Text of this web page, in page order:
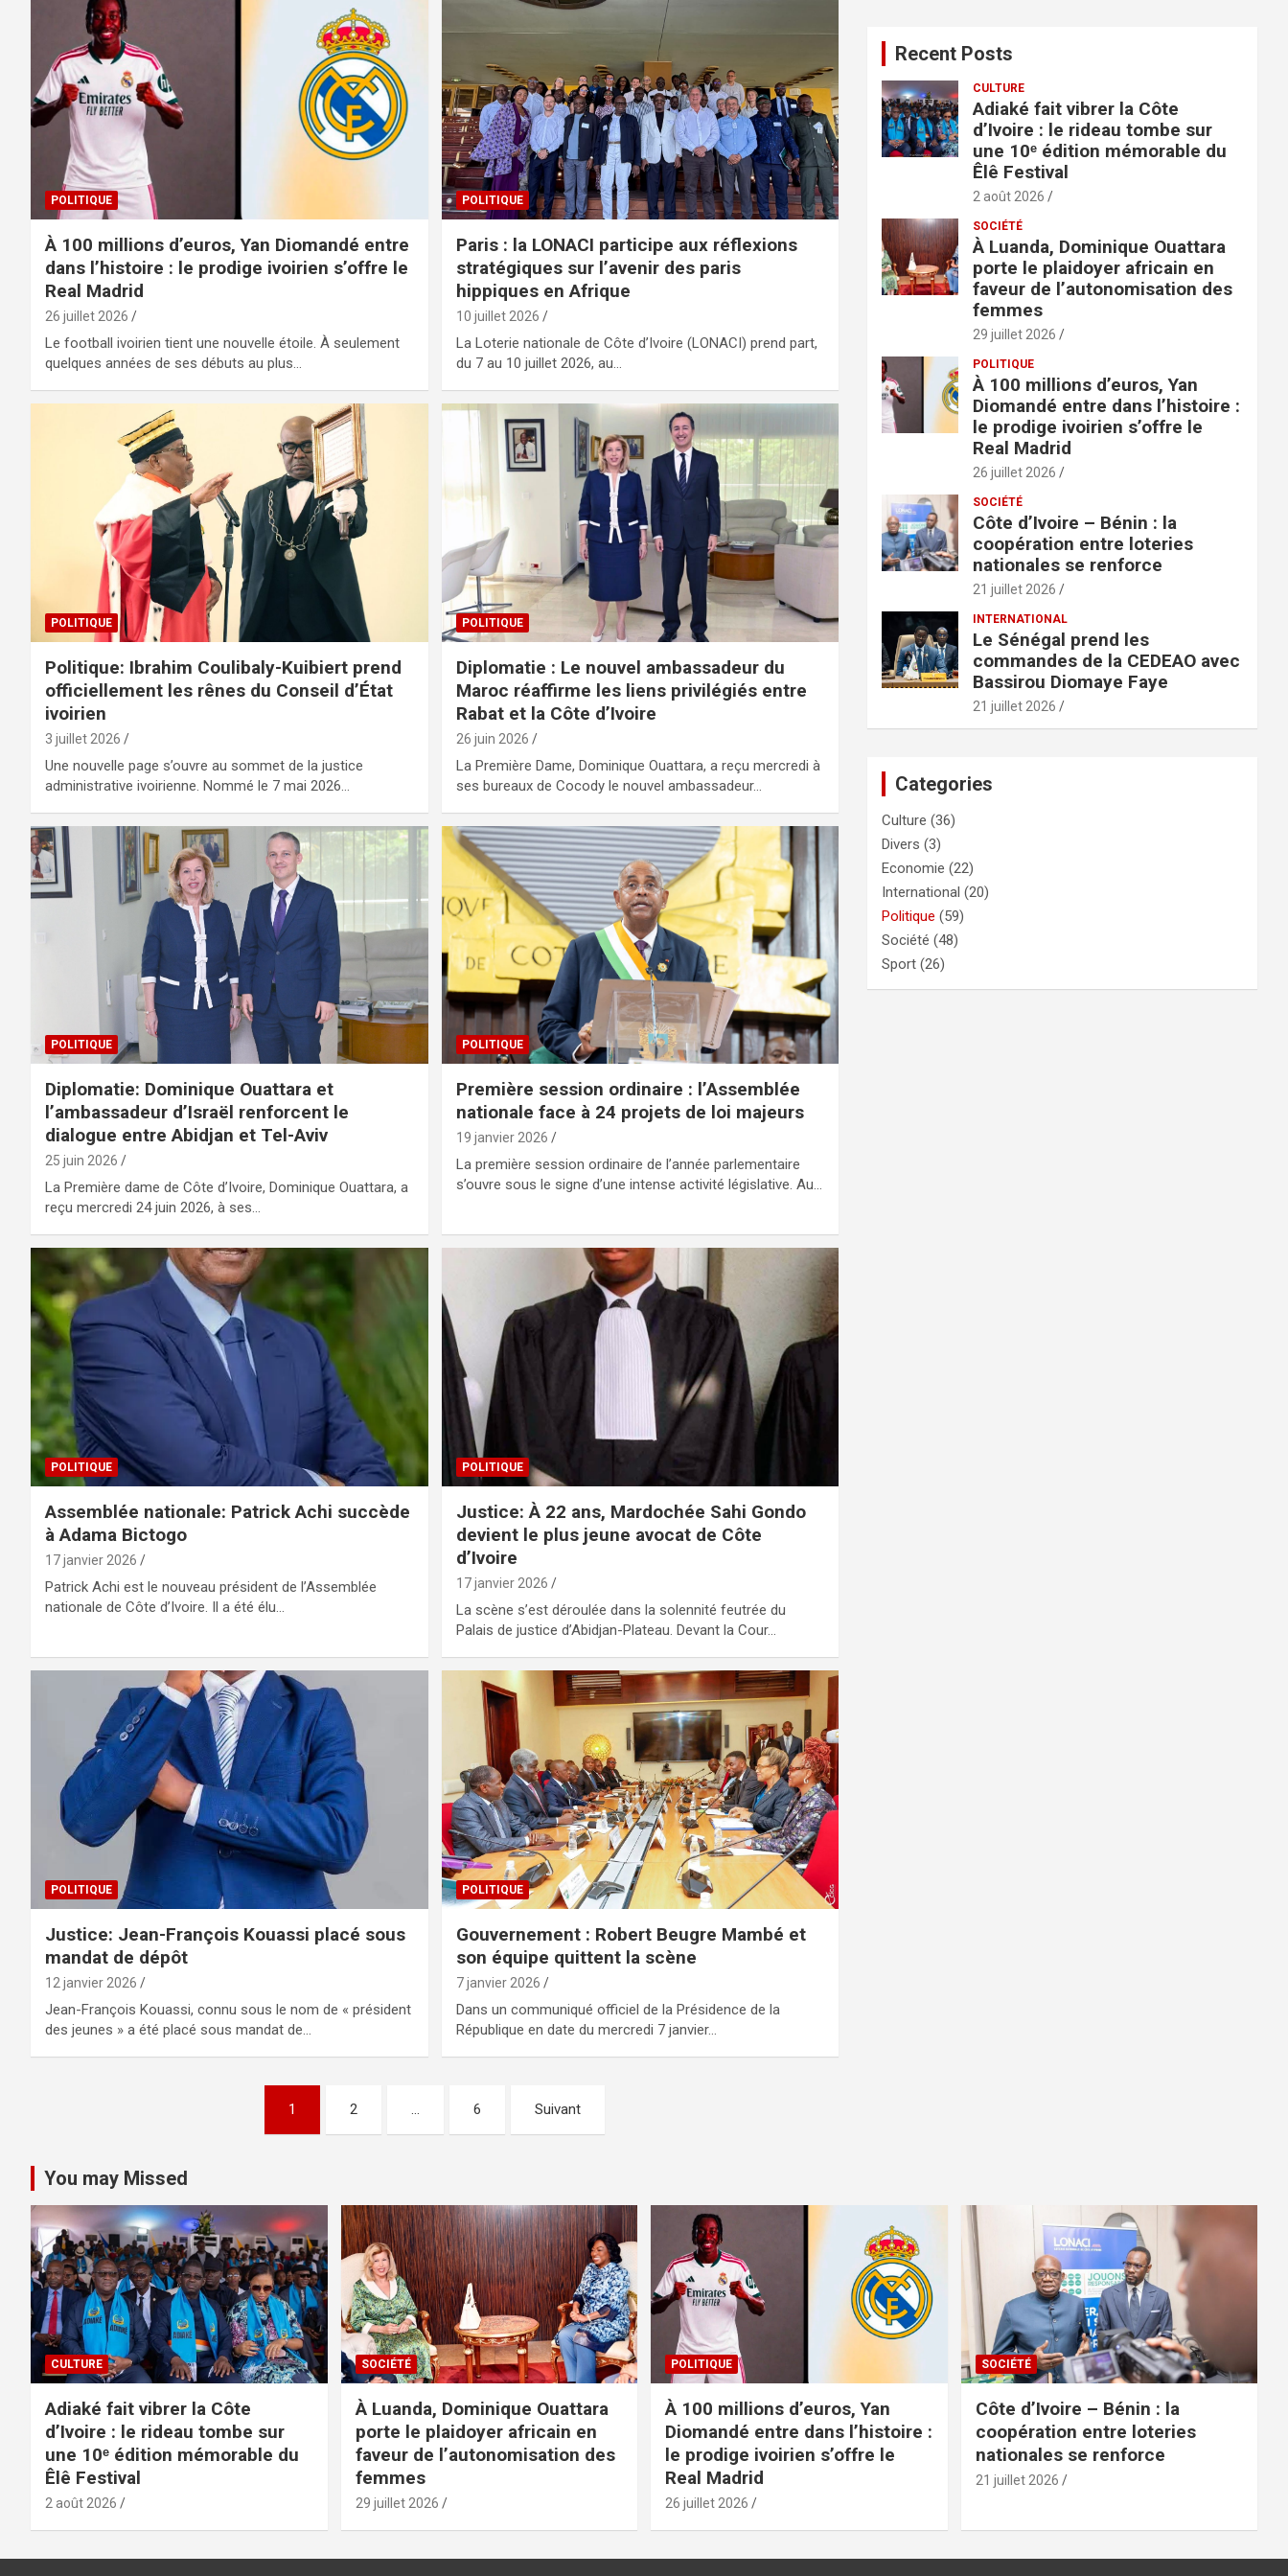
POLITIQUE
À 100 millions d’euros, Yan Diomandé entre
dans l’histoire : le prodige ivoirien s’offre le
Real Madrid
26 juillet 2026
Le football ivoirien tient une nouvelle étoile. À seulement
quelques années de ses débuts au plus…
POLITIQUE
Paris : la LONACI participe aux réflexions
stratégiques sur l’avenir des paris
hippiques en Afrique
10 juillet 2026
La Loterie nationale de Côte d’Ivoire (LONACI) prend part,
du 7 au 10 juillet 2026, au…
POLITIQUE
Politique: Ibrahim Coulibaly-Kuibiert prend
officiellement les rênes du Conseil d’État
ivoirien
3 juillet 2026
Une nouvelle page s’ouvre au sommet de la justice
administrative ivoirienne. Nommé le 7 mai 2026…
POLITIQUE
Diplomatie : Le nouvel ambassadeur du
Maroc réaffirme les liens privilégiés entre
Rabat et la Côte d’Ivoire
26 juin 2026
La Première Dame, Dominique Ouattara, a reçu mercredi à
ses bureaux de Cocody le nouvel ambassadeur…
POLITIQUE
Diplomatie: Dominique Ouattara et
l’ambassadeur d’Israël renforcent le
dialogue entre Abidjan et Tel-Aviv
25 juin 2026
La Première dame de Côte d’Ivoire, Dominique Ouattara, a
reçu mercredi 24 juin 2026, à ses…
POLITIQUE
Première session ordinaire : l’Assemblée
nationale face à 24 projets de loi majeurs
19 janvier 2026
La première session ordinaire de l’année parlementaire
s’ouvre sous le signe d’une intense activité législative. Au…
POLITIQUE
Assemblée nationale: Patrick Achi succède
à Adama Bictogo
17 janvier 2026
Patrick Achi est le nouveau président de l’Assemblée
nationale de Côte d’Ivoire. Il a été élu…
POLITIQUE
Justice: À 22 ans, Mardochée Sahi Gondo
devient le plus jeune avocat de Côte
d’Ivoire
17 janvier 2026
La scène s’est déroulée dans la solennité feutrée du
Palais de justice d’Abidjan-Plateau. Devant la Cour…
POLITIQUE
Justice: Jean-François Kouassi placé sous
mandat de dépôt
12 janvier 2026
Jean-François Kouassi, connu sous le nom de « président
des jeunes » a été placé sous mandat de…
POLITIQUE
Gouvernement : Robert Beugre Mambé et
son équipe quittent la scène
7 janvier 2026
Dans un communiqué officiel de la Présidence de la
République en date du mercredi 7 janvier…
1 2 … 6 Suivant
c
h
e
r
Recent Posts
CULTURE
Adiaké fait vibrer la Côte
d’Ivoire : le rideau tombe sur
une 10ᵉ édition mémorable du
Êlê Festival
2 août 2026
SOCIÉTÉ
À Luanda, Dominique Ouattara
porte le plaidoyer africain en
faveur de l’autonomisation des
femmes
29 juillet 2026
POLITIQUE
À 100 millions d’euros, Yan
Diomandé entre dans l’histoire :
le prodige ivoirien s’offre le
Real Madrid
26 juillet 2026
SOCIÉTÉ
Côte d’Ivoire – Bénin : la
coopération entre loteries
nationales se renforce
21 juillet 2026
INTERNATIONAL
Le Sénégal prend les
commandes de la CEDEAO avec
Bassirou Diomaye Faye
21 juillet 2026
Categories
Culture (36)
Divers (3)
Economie (22)
International (20)
Politique (59)
Société (48)
Sport (26)
You may Missed
CULTURE
Adiaké fait vibrer la Côte
d’Ivoire : le rideau tombe sur
une 10ᵉ édition mémorable du
Êlê Festival
2 août 2026
SOCIÉTÉ
À Luanda, Dominique Ouattara
porte le plaidoyer africain en
faveur de l’autonomisation des
femmes
29 juillet 2026
POLITIQUE
À 100 millions d’euros, Yan
Diomandé entre dans l’histoire :
le prodige ivoirien s’offre le
Real Madrid
26 juillet 2026
SOCIÉTÉ
Côte d’Ivoire – Bénin : la
coopération entre loteries
nationales se renforce
21 juillet 2026